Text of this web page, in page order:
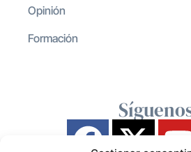
Opinión
Formación